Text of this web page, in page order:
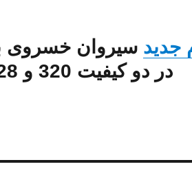
جدید سیروان خسروی
در دو کیفیت 320 و 128